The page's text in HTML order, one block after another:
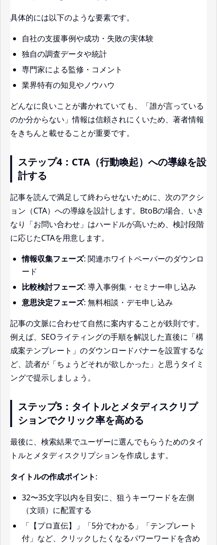
具体的には以下のような要素です。
自社の支援事例や成功・失敗の実体験
独自の調査データや統計
専門家による監修・コメント
業界特有の知見やノウハウ
どんなに良いことが書かれていても、「誰が言っている
のか分からない」情報は信頼されにくいため、著者情報
をきちんと載せることが重要です。
ステップ4：CTA（行動喚起）への導線を設
計する
記事を読んで満足して終わらせないために、次のアクシ
ョン（CTA）への導線を設計します。BtoBの場合、いき
なり「お問い合わせ」はハードルが高いため、検討段階
に応じたCTAを用意します。
情報収集フェーズ: 関連ホワイトペーパーのダウンロ
ード
比較検討フェーズ: 導入事例集・セミナー申し込み
意思決定フェーズ: 無料相談・デモ申し込み
記事の文脈に合わせて自然に案内することが鉄則です。
例えば、SEOライティングの手順を解説した直後に「構
成案テンプレート」のダウンロードバナーを設置するな
ど、読者が「ちょうどそれが欲しかった」と思うタイミ
ングで提示しましょう。
ステップ5：タイトルとメタディスクリプ
ションでクリック率を高める
最後に、検索結果でユーザーに選んでもらうためのタイ
トルとメタディスクリプションを作成します。
タイトルの作成ポイント:
32〜35文字以内を目安に、狙うキーワードを左側
（文頭）に配置する
「【プロ直伝】」「5分でわかる」「テンプレート
付」など、クリックしたくなるパワーワードを含め